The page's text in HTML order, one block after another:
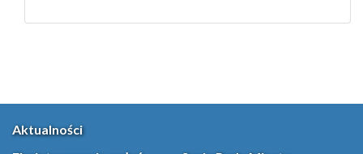
Aktualności